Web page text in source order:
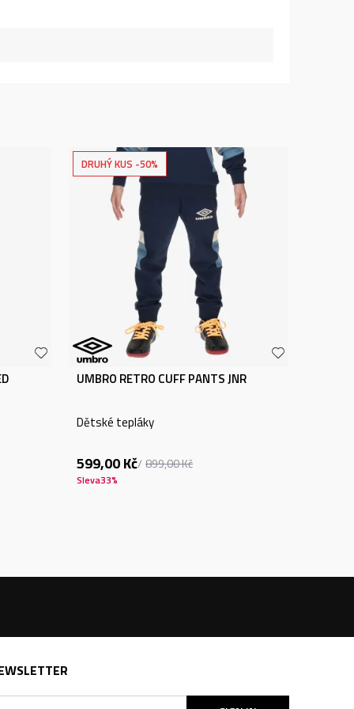
DRUHÝ KUS -50%
UMBRO RETRO CUFF PANTS JNR
Dětské tepláky
599,00Kč 899,00Kč
Sleva33%